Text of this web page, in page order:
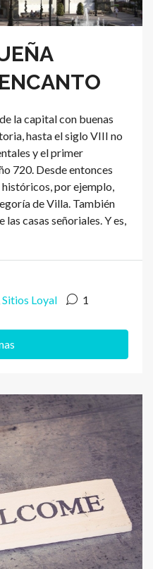
la capital con buenas
hasta el siglo VIII no
y el primer
720. Desde entonces
por ejemplo,
de Villa. También
casas señoriales. Y es,
Sitios Loyal 1